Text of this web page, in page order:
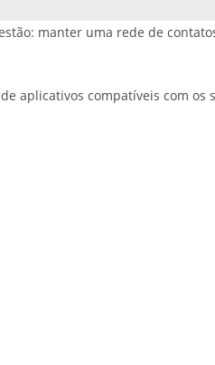
manter uma rede de
aplicativos compatíveis com os